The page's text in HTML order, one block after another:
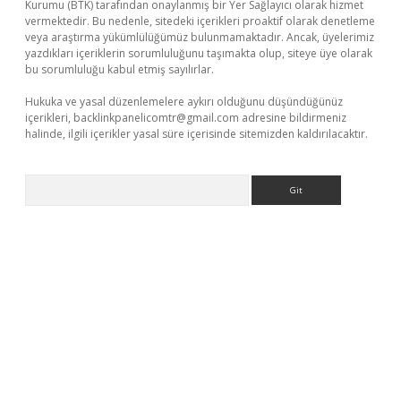
Kurumu (BTK) tarafından onaylanmış bir Yer Sağlayıcı olarak hizmet
vermektedir. Bu nedenle, sitedeki içerikleri proaktif olarak denetleme
veya araştırma yükümlülüğümüz bulunmamaktadır. Ancak, üyelerimiz
yazdıkları içeriklerin sorumluluğunu taşımakta olup, siteye üye olarak
bu sorumluluğu kabul etmiş sayılırlar.
Hukuka ve yasal düzenlemelere aykırı olduğunu düşündüğünüz
içerikleri, backlinkpanelicomtr@gmail.com adresine bildirmeniz
halinde, ilgili içerikler yasal süre içerisinde sitemizden kaldırılacaktır.